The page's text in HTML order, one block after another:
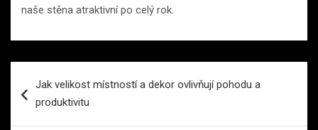
naše stěna atraktivní po celý rok.
proJak velikost místností a dekor ovlivňují pohodu a
produktivitu